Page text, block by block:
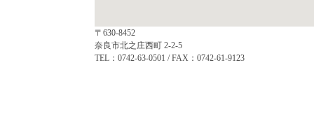
〒630-8452
奈良市北之庄西町 2-2-5
TEL：0742-63-0501 / FAX：0742-61-9123